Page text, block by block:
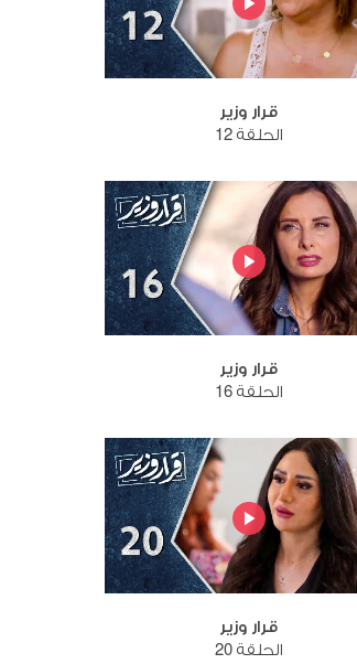
قرار وزير
الحلقة 12
قرار وزير
الحلقة 16
قرار وزير
الحلقة 20